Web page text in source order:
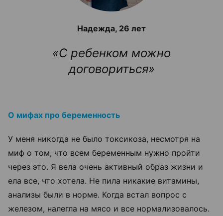
Надежда, 26 лет
«С ребенком можно
договориться»
О мифах про беременность
У меня никогда не было токсикоза, несмотря на
миф о том, что всем беременным нужно пройти
через это. Я вела очень активный образ жизни и
ела все, что хотела. Не пила никакие витамины,
анализы были в норме. Когда встал вопрос с
железом, налегла на мясо и все нормализовалось.